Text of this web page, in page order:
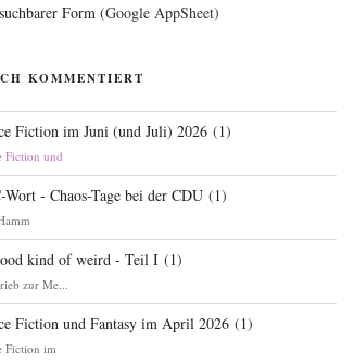
Form (Google AppSheet)
KOMMENTIERT
Fiction im Juni (und Juli) 2026 (1)
Fiction und
Wort - Chaos-Tage bei der CDU (1)
kind of weird - Teil I (1)
zur Me...
Fiction und Fantasy im April 2026 (1)
Fiction im